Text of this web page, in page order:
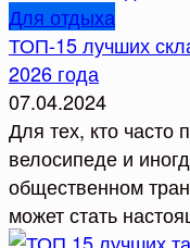
Для отдыха
ТОП-15 лучших
2026 года
07.04.2024
Для тех, кто часто
велосипеде и
общественном
может стать